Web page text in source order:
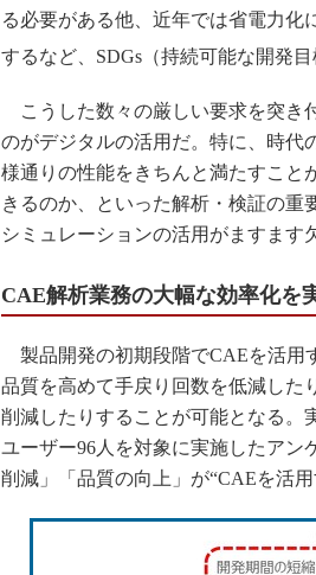
る必要がある他、近年では省電力化
するなど、SDGs（持続可能な開発
こうした数々の厳しい要求を突き
のがデジタルの活用だ。特に、時代
様通りの性能をきちんと満たすこと
きるのか、といった解析・検証の重
シミュレーションの活用がますます
CAE解析業務の大幅な効率化を
製品開発の初期段階でCAEを活用
品質を高めて手戻り回数を低減した
削減したりすることが可能となる。
ユーザー96人を対象に実施したアン
削減」「品質の向上」が“CAEを活